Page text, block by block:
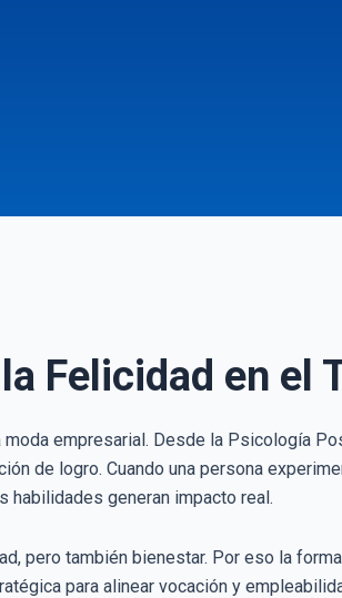
Felicidad en el
empresarial. Desde la Psicología
de logro. Cuando una persona
generan impacto real.
pero también bienestar. Por eso la
para alinear vocación y